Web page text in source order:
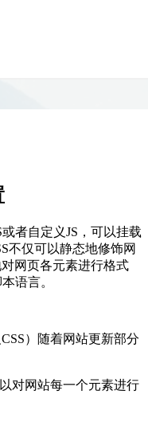
者自定义JS，可以挂载
不仅可以静态地修饰网
网页各元素进行格式
语言。
）随着网站更新部分
对网站每一个元素进行